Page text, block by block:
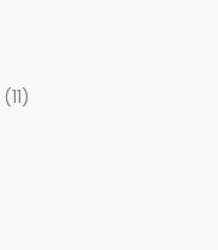
(11)